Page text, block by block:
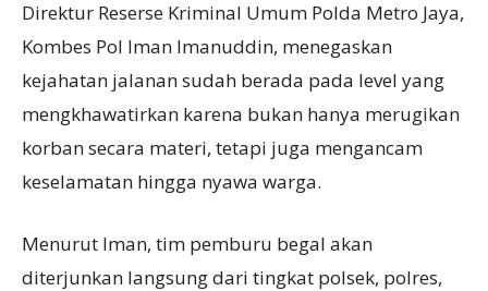
Direktur Reserse Kriminal Umum Polda Metro Jaya,
Kombes Pol Iman Imanuddin, menegaskan
kejahatan jalanan sudah berada pada level yang
mengkhawatirkan karena bukan hanya merugikan
korban secara materi, tetapi juga mengancam
keselamatan hingga nyawa warga.
Menurut Iman, tim pemburu begal akan
diterjunkan langsung dari tingkat polsek, polres,